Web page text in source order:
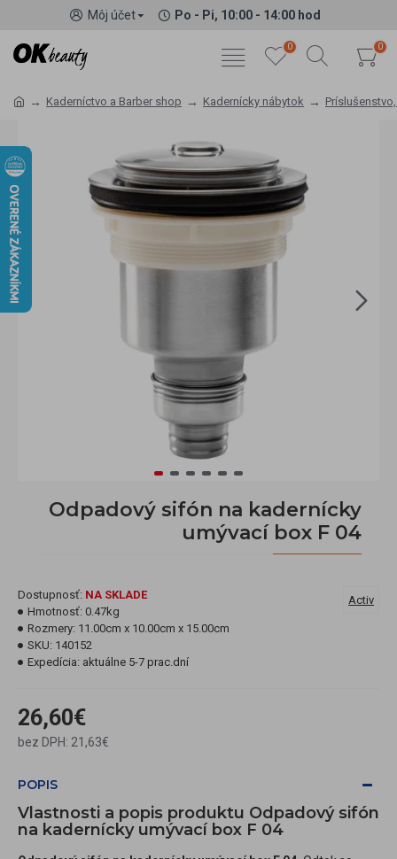
Môj účet Po - Pi, 10:00 - 14:00 hod
0 0
Kaderníctvo a Barber shop Kadernícky nábytok
Odpadový sifón na kadernícky
umývací box F 04
26,60€
bez DPH: 21,63€
Dostupnosť: NA SKLADE
Hmotnosť: 0.47kg
Rozmery: 11.00cm x 10.00cm x 15.00cm
SKU: 140152
Expedícia: aktuálne 5-7 prac.dní
Activ
POPIS
Vlastnosti a popis produktu Odpadový sifón
na kadernícky umývací box F 04